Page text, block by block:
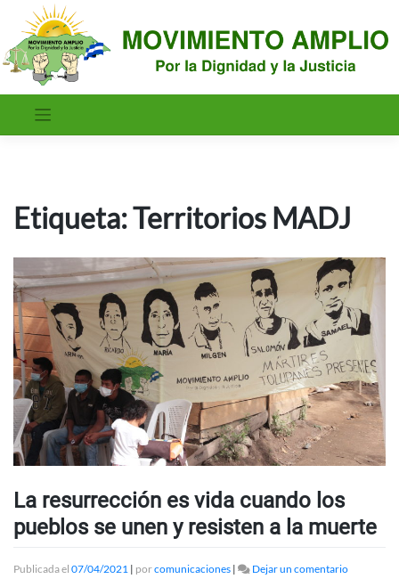
contenido
Etiqueta:Territorios MADJ
La resurrección es vida cuando los
pueblos se unen y resisten a la muerte
Publicada el 07/04/2021 | porcomunicaciones | Dejar un comentarioen